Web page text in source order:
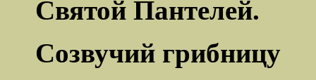
Святой Пантелей.
Созвучий грибницу